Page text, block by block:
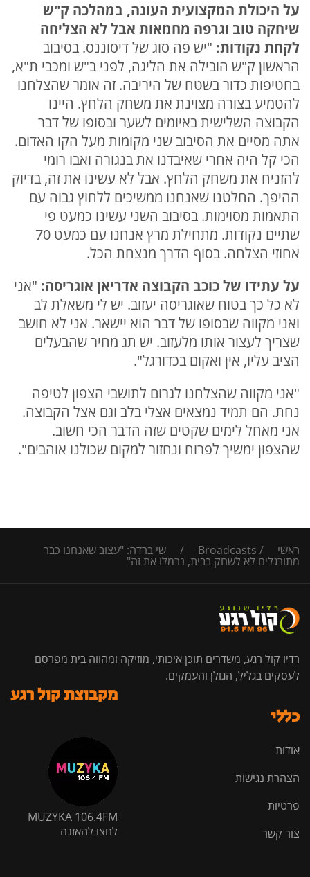
על היכולת המקצועית העונה, במהלכה ק"ש
שיחקה טוב וגרפה מחמאות אבל לא הצליחה
לקחת נקודות: "יש פה סוג של דיסוננס. בסיבוב
הראשון ק"ש הובילה את הליגה, לפני ב"ש ומכבי ת"א,
בחטיפות כדור בשטח של היריבה. זה אומר שהצלחנו
להטמיע בצורה מצוינת את משחק הלחץ. היינו
הקבוצה השלישית באיומים לשער ובסופו של דבר
אתה מסיים את הסיבוב שני מקומות מעל הקו האדום.
הכי קל היה אחרי שאיבדנו את בנגורה ואבו רומי
להזניח את משחק הלחץ. אבל לא עשינו את זה, בדיוק
ההיפך. החלטנו שאנחנו ממשיכים ללחוץ גבוה עם
התאמות מסוימות. בסיבוב השני עשינו כמעט פי
שתיים נקודות. מתחילת מרץ אנחנו עם כמעט 70
אחוזי הצלחה. בסוף הדרך מנצחת הכל.
על עתידו של כוכב הקבוצה אדריאן אוגריסה: "אני
לא כל כך בטוח שאוגריסה יעזוב. יש לי משאלת לב
ואני מקווה שבסופו של דבר הוא יישאר. אני לא חושב
שצריך לעצור אותו מלעזוב. יש תג מחיר שהבעלים
הציב עליו, אין ואקום בכדורגל".
"אני מקווה שהצלחנו לגרום לתושבי הצפון לטיפה
נחת. הם תמיד נמצאים אצלי בלב וגם אצל הקבוצה.
אני מאחל לימים שקטים שזה הדבר הכי חשוב.
שהצפון ימשיך לפרוח ונחזור למקום שכולנו אוהבים".
ראשי /
Broadcasts
/ שי ברדה: "עצוב שאנחנו כבר
מתורגלים לא לשחק בבית, נרמלו את זה"
רדיו קול רגע, משדרים תוכן איכותי, מוזיקה ומהווה בית מפרסם
לעסקים בגליל, הגולן והעמקים.
כללי
אודות
הצהרת נגישות
פרטיות
צור קשר
מקבוצת קול רגע
MUZYKA 106.4FM
לחצו להאזנה